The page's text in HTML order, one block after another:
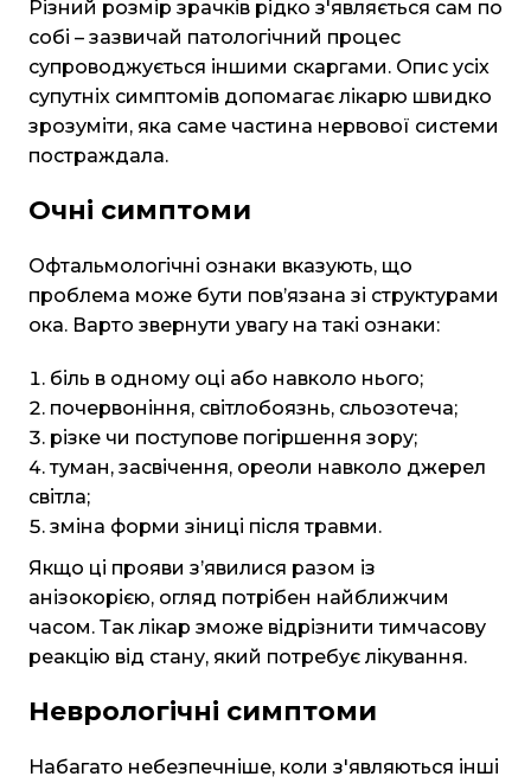
Різний розмір зрачків рідко з'являється сам по
собі – зазвичай патологічний процес
супроводжується іншими скаргами. Опис усіх
супутніх симптомів допомагає лікарю швидко
зрозуміти, яка саме частина нервової системи
постраждала.
Очні симптоми
Офтальмологічні ознаки вказують, що
проблема може бути пов’язана зі структурами
ока. Варто звернути увагу на такі ознаки:
біль в одному оці або навколо нього;
почервоніння, світлобоязнь, сльозотеча;
різке чи поступове погіршення зору;
туман, засвічення, ореоли навколо джерел
світла;
зміна форми зіниці після травми.
Якщо ці прояви з’явилися разом із
анізокорією, огляд потрібен найближчим
часом. Так лікар зможе відрізнити тимчасову
реакцію від стану, який потребує лікування.
Неврологічні симптоми
Набагато небезпечніше, коли з'являються інші